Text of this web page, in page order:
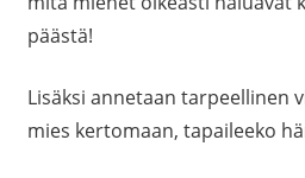
päästä!
Lisäksi annetaan tarpeellinen
mies kertomaan, tapaileeko